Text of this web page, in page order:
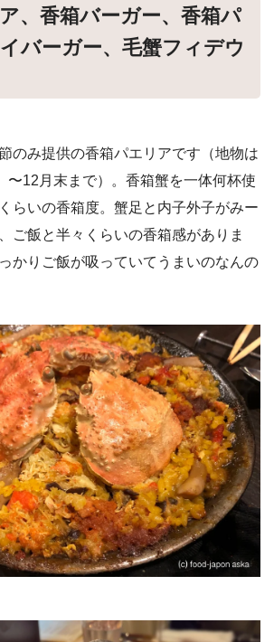
、香箱バーガー、香箱パ
バーガー、毛蟹フィデウ
のみ提供の香箱パエリアです（地物は
〜12月末まで）。香箱蟹を一体何杯使
らいの香箱度。蟹足と内子外子がみー
ご飯と半々くらいの香箱感がありま
かりご飯が吸っていてうまいのなんの